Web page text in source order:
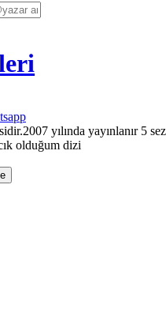
yılında yayınlanır 5
olduğum dizi